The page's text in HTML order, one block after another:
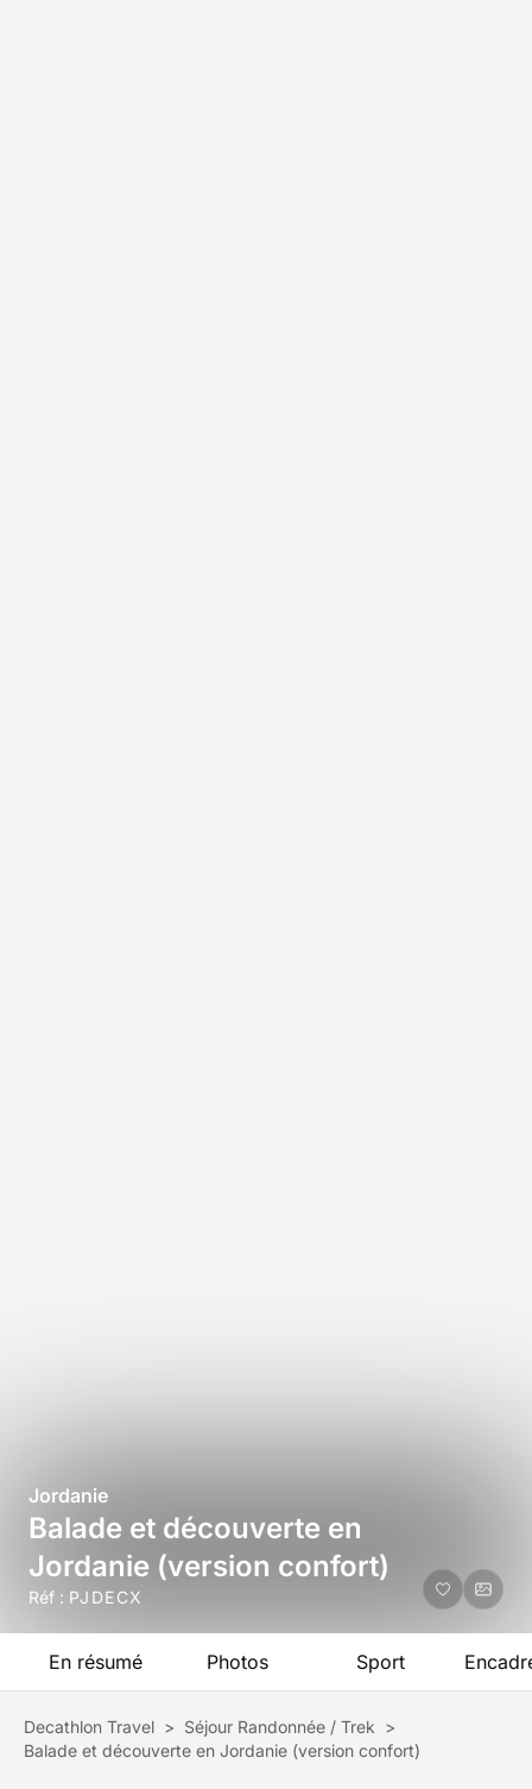
Jordanie
Balade et découverte en
Jordanie (version confort)
Réf : PJDECX
En résumé Photos Sport
Decathlon Travel > Séjour Randonnée / Trek >
Balade et découverte en Jordanie (version confort)